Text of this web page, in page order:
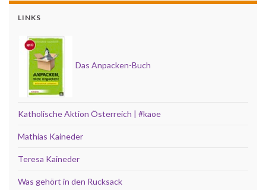
LINKS
Das Anpacken-Buch
Katholische Aktion Österreich | #kaoe
Mathias Kaineder
Teresa Kaineder
Was gehört in den Rucksack